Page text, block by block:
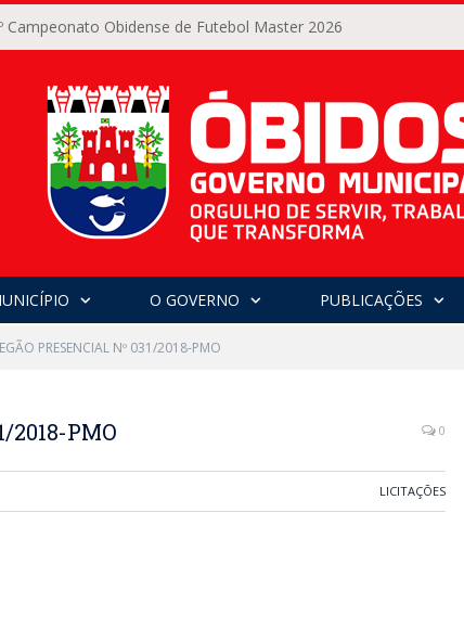
Campeonato Obidense de Futebol Master 2026
O GOVERNO PUBLICAÇÕES
PRESENCIAL Nº 031/2018-PMO
2018-PMO 0
LICITAÇÕES